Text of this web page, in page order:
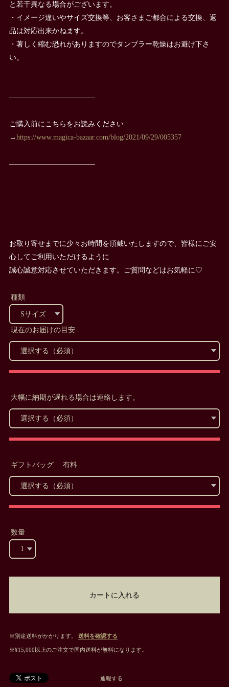
と若干異なる場合がございます。
・イメージ違いやサイズ交換等、お客さまご都合による交換、返
品は対応出来かねます。
・著しく縮む恐れがありますのでタンブラー乾燥はお避け下さ
い。
————————————
ご購入前にこちらをお読みください
→https://www.magica-bazaar.com/blog/2021/09/29/005357
————————————
お取り寄せまでに少々お時間を頂戴いたしますので、皆様にご安
心してご利用いただけるように
誠心誠意対応させていただきます。ご質問などはお気軽に♡
種類
現在のお届けの目安
大幅に納期が遅れる場合は連絡します。
ギフトバッグ 有料
数量
カートに入れる
※別途送料がかかります。 送料を確認する
※¥15,000以上のご注文で国内送料が無料になります。
通報する